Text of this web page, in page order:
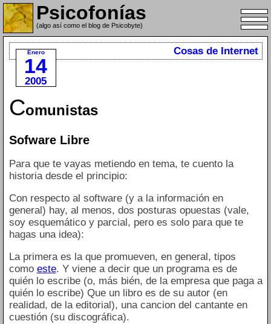
Psicofonías
(algo así como el blog de Psicobyte)
Enero
14
2005
Cosas de Internet
Comunistas
Sofware Libre
Para que te vayas metiendo en tema, te cuento la
historia desde el principio:
Con respecto al software (y a la información en
general) hay, al menos, dos posturas opuestas (vale,
soy esquemático y parcial, pero es solo para que te
hagas una idea):
La primera es la que promueven, en general, tipos
como este. Y viene a decir que un programa es de
quién lo escribe (o, más bién, de la empresa que paga a
quién lo escribe) Que un libro es de su autor (en
realidad, de la editorial), una cancion del cantante en
cuestión (su discográfica).